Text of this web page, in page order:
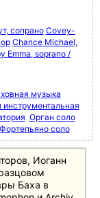
сопрано Covey-
Chance Michael,
Emma, soprano /
музыка
Орган соло
Фортепьяно соло
Иоганн
Баха в